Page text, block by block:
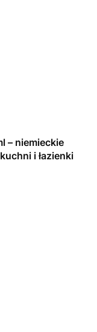
– niemieckie
i łazienki